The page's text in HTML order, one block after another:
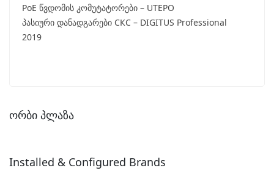
ორბი პლაზა
Installed & Configured Brands
PoE წვდომის კომუტატორები – UTEPO
პასიური დანადგარები СКС – DIGITUS Professional
2019